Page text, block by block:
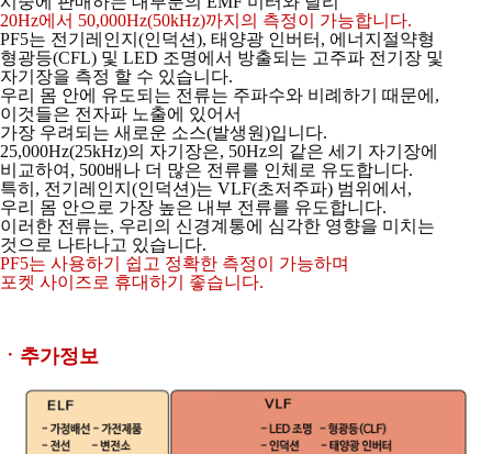
20Hz에서 50,000Hz(50kHz)까지의 측정이 가능합니다.
PF5는 전기레인지(인덕션), 태양광 인버터, 에너지절약형
형광등(CFL) 및 LED 조명에서 방출되는 고주파 전기장 및
자기장을 측정 할 수 있습니다.
우리 몸 안에 유도되는 전류는 주파수와 비례하기 때문에,
이것들은 전자파 노출에 있어서
가장 우려되는 새로운 소스(발생원)입니다.
25,000Hz(25kHz)의 자기장은, 50Hz의 같은 세기 자기장에
비교하여, 500배나 더 많은 전류를 인체로 유도합니다.
특히, 전기레인지(인덕션)는 VLF(초저주파) 범위에서,
우리 몸 안으로 가장 높은 내부 전류를 유도합니다.
이러한 전류는, 우리의 신경계통에 심각한 영향을 미치는
것으로 나타나고 있습니다.
PF5는 사용하기 쉽고 정확한 측정이 가능하며
포켓 사이즈로 휴대하기 좋습니다.
ㆍ추가정보